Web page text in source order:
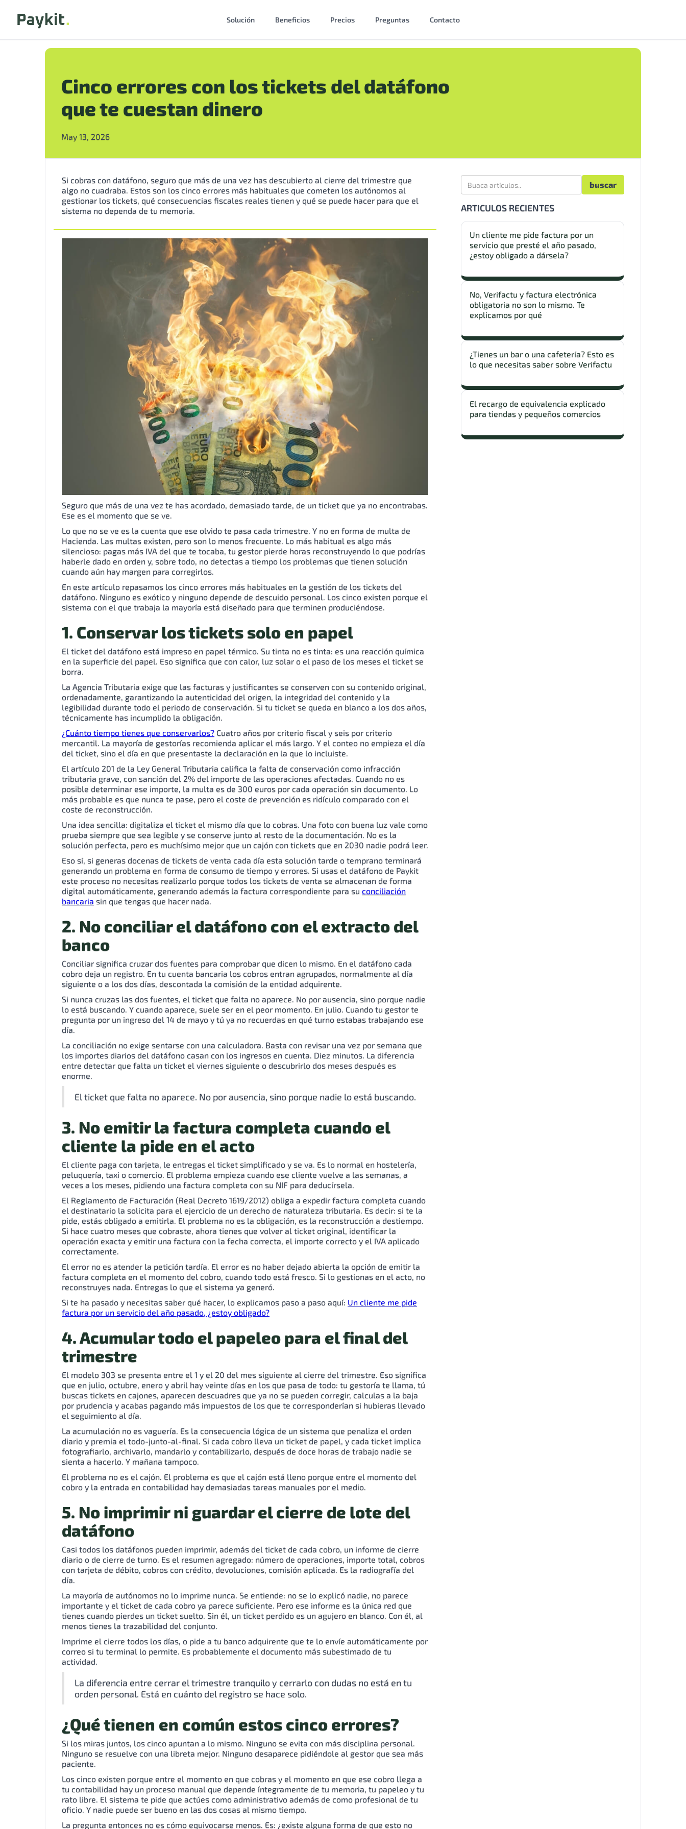
Solución Beneficios Precios Preguntas Contacto
Cinco errores con los tickets del datáfono
que te cuestan dinero
May 13, 2026
Si cobras con datáfono, seguro que más de una vez has descubierto al cierre del trimestre que
algo no cuadraba. Estos son los cinco errores más habituales que cometen los autónomos al
gestionar los tickets, qué consecuencias fiscales reales tienen y qué se puede hacer para que el
sistema no dependa de tu memoria.
Seguro que más de una vez te has acordado, demasiado tarde, de un ticket que ya no encontrabas.
Ese es el momento que se ve.
Lo que no se ve es la cuenta que ese olvido te pasa cada trimestre. Y no en forma de multa de
Hacienda. Las multas existen, pero son lo menos frecuente. Lo más habitual es algo más
silencioso: pagas más IVA del que te tocaba, tu gestor pierde horas reconstruyendo lo que podrías
haberle dado en orden y, sobre todo, no detectas a tiempo los problemas que tienen solución
cuando aún hay margen para corregirlos.
En este artículo repasamos los cinco errores más habituales en la gestión de los tickets del
datáfono. Ninguno es exótico y ninguno depende de descuido personal. Los cinco existen porque el
sistema con el que trabaja la mayoría está diseñado para que terminen produciéndose.
1. Conservar los tickets solo en papel
El ticket del datáfono está impreso en papel térmico. Su tinta no es tinta: es una reacción química
en la superficie del papel. Eso significa que con calor, luz solar o el paso de los meses el ticket se
borra.
La Agencia Tributaria exige que las facturas y justificantes se conserven con su contenido original,
ordenadamente, garantizando la autenticidad del origen, la integridad del contenido y la
legibilidad durante todo el periodo de conservación. Si tu ticket se queda en blanco a los dos años,
técnicamente has incumplido la obligación.
¿Cuánto tiempo tienes que conservarlos? Cuatro años por criterio fiscal y seis por criterio
mercantil. La mayoría de gestorías recomienda aplicar el más largo. Y el conteo no empieza el día
del ticket, sino el día en que presentaste la declaración en la que lo incluiste.
El artículo 201 de la Ley General Tributaria califica la falta de conservación como infracción
tributaria grave, con sanción del 2% del importe de las operaciones afectadas. Cuando no es
posible determinar ese importe, la multa es de 300 euros por cada operación sin documento. Lo
más probable es que nunca te pase, pero el coste de prevención es ridículo comparado con el
coste de reconstrucción.
Una idea sencilla: digitaliza el ticket el mismo día que lo cobras. Una foto con buena luz vale como
prueba siempre que sea legible y se conserve junto al resto de la documentación. No es la
solución perfecta, pero es muchísimo mejor que un cajón con tickets que en 2030 nadie podrá leer.
Eso sí, si generas docenas de tickets de venta cada día esta solución tarde o temprano terminará
generando un problema en forma de consumo de tiempo y errores. Si usas el datáfono de Paykit
este proceso no necesitas realizarlo porque todos los tickets de venta se almacenan de forma
digital automáticamente, generando además la factura correspondiente para su conciliación
bancaria sin que tengas que hacer nada.
2. No conciliar el datáfono con el extracto del
banco
Conciliar significa cruzar dos fuentes para comprobar que dicen lo mismo. En el datáfono cada
cobro deja un registro. En tu cuenta bancaria los cobros entran agrupados, normalmente al día
siguiente o a los dos días, descontada la comisión de la entidad adquirente.
Si nunca cruzas las dos fuentes, el ticket que falta no aparece. No por ausencia, sino porque nadie
lo está buscando. Y cuando aparece, suele ser en el peor momento. En julio. Cuando tu gestor te
pregunta por un ingreso del 14 de mayo y tú ya no recuerdas en qué turno estabas trabajando ese
día.
La conciliación no exige sentarse con una calculadora. Basta con revisar una vez por semana que
los importes diarios del datáfono casan con los ingresos en cuenta. Diez minutos. La diferencia
entre detectar que falta un ticket el viernes siguiente o descubrirlo dos meses después es
enorme.
El ticket que falta no aparece. No por ausencia, sino porque nadie lo está buscando.
3. No emitir la factura completa cuando el
cliente la pide en el acto
El cliente paga con tarjeta, le entregas el ticket simplificado y se va. Es lo normal en hostelería,
peluquería, taxi o comercio. El problema empieza cuando ese cliente vuelve a las semanas, a
veces a los meses, pidiendo una factura completa con su NIF para deducírsela.
El Reglamento de Facturación (Real Decreto 1619/2012) obliga a expedir factura completa cuando
el destinatario la solicita para el ejercicio de un derecho de naturaleza tributaria. Es decir: si te la
pide, estás obligado a emitirla. El problema no es la obligación, es la reconstrucción a destiempo.
Si hace cuatro meses que cobraste, ahora tienes que volver al ticket original, identificar la
operación exacta y emitir una factura con la fecha correcta, el importe correcto y el IVA aplicado
correctamente.
El error no es atender la petición tardía. El error es no haber dejado abierta la opción de emitir la
factura completa en el momento del cobro, cuando todo está fresco. Si lo gestionas en el acto, no
reconstruyes nada. Entregas lo que el sistema ya generó.
Si te ha pasado y necesitas saber qué hacer, lo explicamos paso a paso aquí: Un cliente me pide
factura por un servicio del año pasado, ¿estoy obligado?
4. Acumular todo el papeleo para el final del
trimestre
El modelo 303 se presenta entre el 1 y el 20 del mes siguiente al cierre del trimestre. Eso significa
que en julio, octubre, enero y abril hay veinte días en los que pasa de todo: tu gestoría te llama, tú
buscas tickets en cajones, aparecen descuadres que ya no se pueden corregir, calculas a la baja
por prudencia y acabas pagando más impuestos de los que te corresponderían si hubieras llevado
el seguimiento al día.
La acumulación no es vaguería. Es la consecuencia lógica de un sistema que penaliza el orden
diario y premia el todo-junto-al-final. Si cada cobro lleva un ticket de papel, y cada ticket implica
fotografiarlo, archivarlo, mandarlo y contabilizarlo, después de doce horas de trabajo nadie se
sienta a hacerlo. Y mañana tampoco.
El problema no es el cajón. El problema es que el cajón está lleno porque entre el momento del
cobro y la entrada en contabilidad hay demasiadas tareas manuales por el medio.
5. No imprimir ni guardar el cierre de lote del
datáfono
Casi todos los datáfonos pueden imprimir, además del ticket de cada cobro, un informe de cierre
diario o de cierre de turno. Es el resumen agregado: número de operaciones, importe total, cobros
con tarjeta de débito, cobros con crédito, devoluciones, comisión aplicada. Es la radiografía del
día.
La mayoría de autónomos no lo imprime nunca. Se entiende: no se lo explicó nadie, no parece
importante y el ticket de cada cobro ya parece suficiente. Pero ese informe es la única red que
tienes cuando pierdes un ticket suelto. Sin él, un ticket perdido es un agujero en blanco. Con él, al
menos tienes la trazabilidad del conjunto.
Imprime el cierre todos los días, o pide a tu banco adquirente que te lo envíe automáticamente por
correo si tu terminal lo permite. Es probablemente el documento más subestimado de tu
actividad.
La diferencia entre cerrar el trimestre tranquilo y cerrarlo con dudas no está en tu
orden personal. Está en cuánto del registro se hace solo.
¿Qué tienen en común estos cinco errores?
Si los miras juntos, los cinco apuntan a lo mismo. Ninguno se evita con más disciplina personal.
Ninguno se resuelve con una libreta mejor. Ninguno desaparece pidiéndole al gestor que sea más
paciente.
Los cinco existen porque entre el momento en que cobras y el momento en que ese cobro llega a
tu contabilidad hay un proceso manual que depende íntegramente de tu memoria, tu papeleo y tu
rato libre. El sistema te pide que actúes como administrativo además de como profesional de tu
oficio. Y nadie puede ser bueno en las dos cosas al mismo tiempo.
La pregunta entonces no es cómo equivocarse menos. Es: ¿existe alguna forma de que esto no
ARTICULOS RECIENTES
Un cliente me pide factura por un
servicio que presté el año pasado,
¿estoy obligado a dársela?
No, Verifactu y factura electrónica
obligatoria no son lo mismo. Te
explicamos por qué
¿Tienes un bar o una cafetería? Esto es
lo que necesitas saber sobre Verifactu
El recargo de equivalencia explicado
para tiendas y pequeños comercios